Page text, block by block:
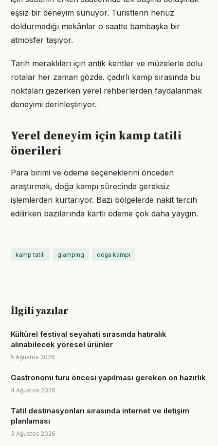
eşsiz bir deneyim sunuyor. Turistlerin henüz
doldurmadığı mekânlar o saatte bambaşka bir
atmosfer taşıyor.
Tarih meraklıları için antik kentler ve müzelerle dolu
rotalar her zaman gözde. çadırlı kamp sırasında bu
noktaları gezerken yerel rehberlerden faydalanmak
deneyimi derinleştiriyor.
Yerel deneyim için kamp tatili
önerileri
Para birimi ve ödeme seçeneklerini önceden
araştırmak, doğa kampı sürecinde gereksiz
işlemlerden kurtarıyor. Bazı bölgelerde nakit tercih
edilirken bazılarında kartlı ödeme çok daha yaygın.
kamp tatili glamping doğa kampı
İlgili yazılar
Kültürel festival seyahati sırasında hatıralık
alınabilecek yöresel ürünler
5 Ağustos 2026
Gastronomi turu öncesi yapılması gereken on hazırlık
4 Ağustos 2026
Tatil destinasyonları sırasında internet ve iletişim
planlaması
3 Ağustos 2026